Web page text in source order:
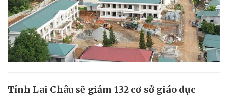
Tỉnh Lai Châu sẽ giảm 132 cơ sở giáo dục